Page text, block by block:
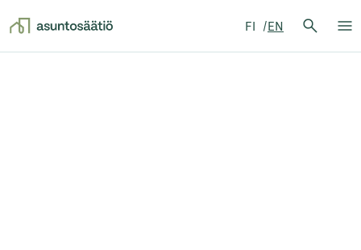
FI EN